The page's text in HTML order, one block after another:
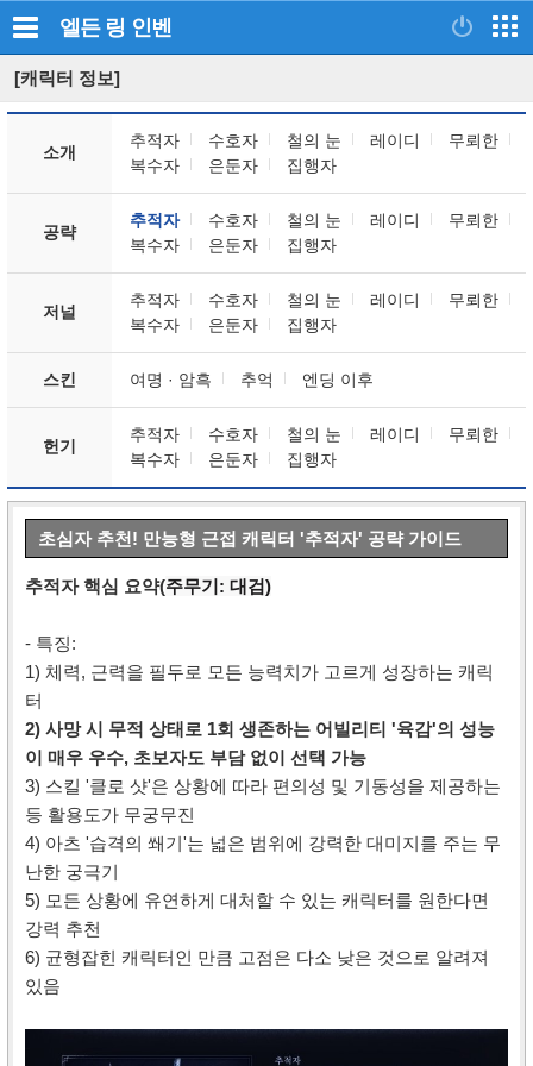
엘든 링 인벤
[캐릭터 정보]
소개
추적자 수호자 철의 눈 레이디
무뢰한
복수자
은둔자 집행자
공략
추적자 수호자 철의 눈 레이디
무뢰한
복수자
은둔자 집행자
저널
추적자 수호자 철의 눈 레이디
무뢰한
복수자
은둔자 집행자
스킨 여명 · 암흑 추억 엔딩 이후
헌기
추적자 수호자 철의 눈 레이디
무뢰한
복수자
은둔자 집행자
초심자 추천! 만능형 근접 캐릭터 '추적자' 공략 가이드
추적자 핵심 요약(주무기: 대검)
- 특징:
1) 체력, 근력을 필두로 모든 능력치가 고르게 성장하는 캐릭
터
2) 사망 시 무적 상태로 1회 생존하는 어빌리티 '육감'의 성능
이 매우 우수, 초보자도 부담 없이 선택 가능
3) 스킬 '클로 샷'은 상황에 따라 편의성 및 기동성을 제공하는
등 활용도가 무궁무진
4) 아츠 '습격의 쐐기'는 넓은 범위에 강력한 대미지를 주는 무
난한 궁극기
5) 모든 상황에 유연하게 대처할 수 있는 캐릭터를 원한다면
강력 추천
6) 균형잡힌 캐릭터인 만큼 고점은 다소 낮은 것으로 알려져
있음